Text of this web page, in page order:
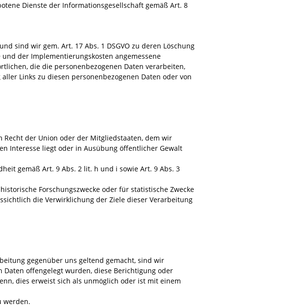
Dienste der Informationsgesellschaft gemäß Art. 8
sind wir gem. Art. 17 Abs. 1 DSGVO zu deren Löschung
der Implementierungskosten angemessene
die die personenbezogenen Daten verarbeiten,
Links zu diesen personenbezogenen Daten oder von
der Union oder der Mitgliedstaaten, dem wir
Interesse liegt oder in Ausübung öffentlicher Gewalt
gemäß Art. 9 Abs. 2 lit. h und i sowie Art. 9 Abs. 3
Forschungszwecke oder für statistische Zwecke
die Verwirklichung der Ziele dieser Verarbeitung
gegenüber uns geltend gemacht, sind wir
offengelegt wurden, diese Berichtigung oder
dies erweist sich als unmöglich oder ist mit einem
werden.